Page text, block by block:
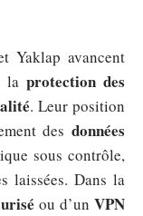
Yaklap avancent
la protection des
. Leur position
des données
sous contrôle,
laissées. Dans la
ou d’un VPN